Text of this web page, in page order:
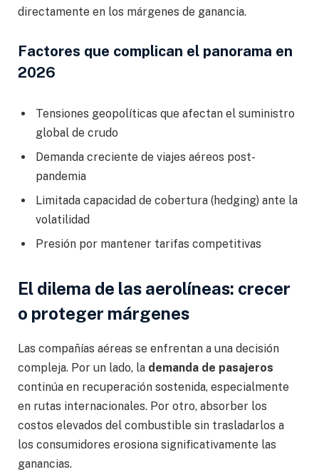
directamente en los márgenes de ganancia.
Factores que complican el panorama en
2026
Tensiones geopolíticas que afectan el suministro
global de crudo
Demanda creciente de viajes aéreos post-
pandemia
Limitada capacidad de cobertura (hedging) ante la
volatilidad
Presión por mantener tarifas competitivas
El dilema de las aerolíneas: crecer
o proteger márgenes
Las compañías aéreas se enfrentan a una decisión
compleja. Por un lado, la demanda de pasajeros
continúa en recuperación sostenida, especialmente
en rutas internacionales. Por otro, absorber los
costos elevados del combustible sin trasladarlos a
los consumidores erosiona significativamente las
ganancias.